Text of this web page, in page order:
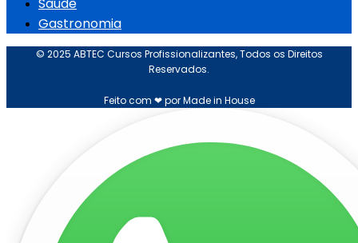
Gastronomia
© 2025 ABTEC Cursos Profissionalizantes, Todos os Direitos
Reservados.
Feito com ❤ por Made in House